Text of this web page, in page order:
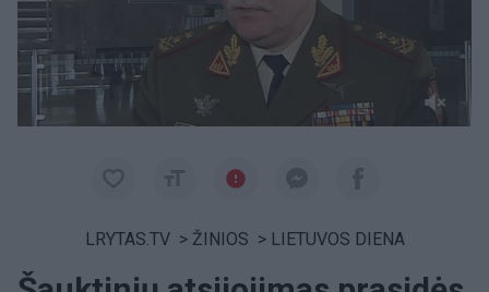
LRYTAS.TV > ŽINIOS > LIETUVOS DIENA